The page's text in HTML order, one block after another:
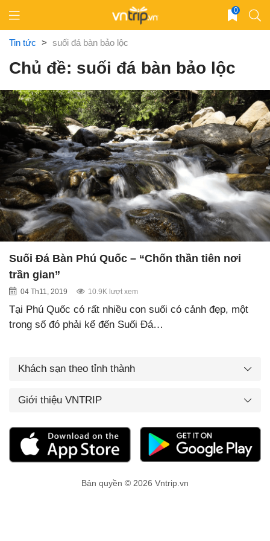
content
0
Tin tức > suối đá bàn bảo lộc
Chủ đề: suối đá bàn bảo lộc
Suối Đá Bàn Phú Quốc – “Chốn thần tiên nơi
trần gian”
04 Th11, 2019 10.9K lượt xem
Tại Phú Quốc có rất nhiều con suối có cảnh đẹp, một
trong số đó phải kể đến Suối Đá…
Khách sạn theo tỉnh thành
Giới thiệu VNTRIP
Bản quyền © 2026 Vntrip.vn